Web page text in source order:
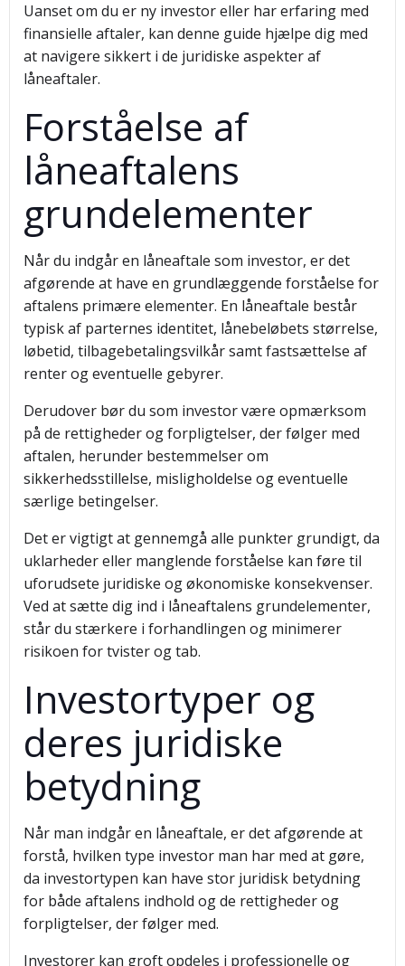
Uanset om du er ny investor eller har erfaring med
finansielle aftaler, kan denne guide hjælpe dig med
at navigere sikkert i de juridiske aspekter af
låneaftaler.
Forståelse af
låneaftalens
grundelementer
Når du indgår en låneaftale som investor, er det
afgørende at have en grundlæggende forståelse for
aftalens primære elementer. En låneaftale består
typisk af parternes identitet, lånebeløbets størrelse,
løbetid, tilbagebetalingsvilkår samt fastsættelse af
renter og eventuelle gebyrer.
Derudover bør du som investor være opmærksom
på de rettigheder og forpligtelser, der følger med
aftalen, herunder bestemmelser om
sikkerhedsstillelse, misligholdelse og eventuelle
særlige betingelser.
Det er vigtigt at gennemgå alle punkter grundigt, da
uklarheder eller manglende forståelse kan føre til
uforudsete juridiske og økonomiske konsekvenser.
Ved at sætte dig ind i låneaftalens grundelementer,
står du stærkere i forhandlingen og minimerer
risikoen for tvister og tab.
Investortyper og
deres juridiske
betydning
Når man indgår en låneaftale, er det afgørende at
forstå, hvilken type investor man har med at gøre,
da investortypen kan have stor juridisk betydning
for både aftalens indhold og de rettigheder og
forpligtelser, der følger med.
Investorer kan groft opdeles i professionelle og